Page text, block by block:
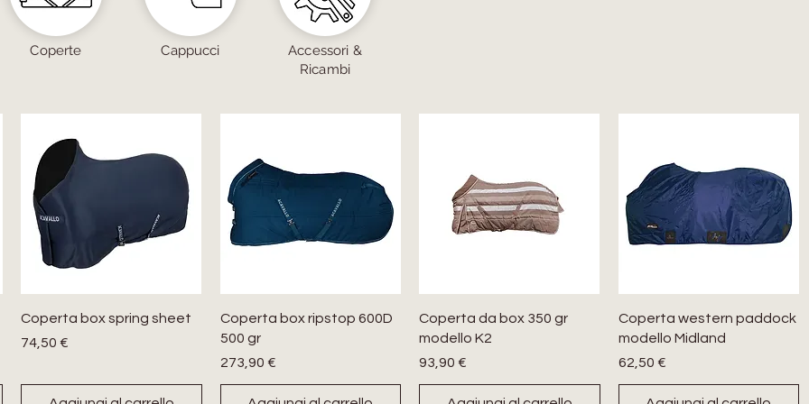
Coperte Cappucci
Accessori &
Ricambi
Coperta box spring sheet
Prezzo
74,50 €
Coperta box ripstop 600D
500 gr
Prezzo
273,90 €
Coperta da box 350 gr
modello K2
Prezzo
93,90 €
Coperta western paddock
modello Midland
Prezzo
62,50 €